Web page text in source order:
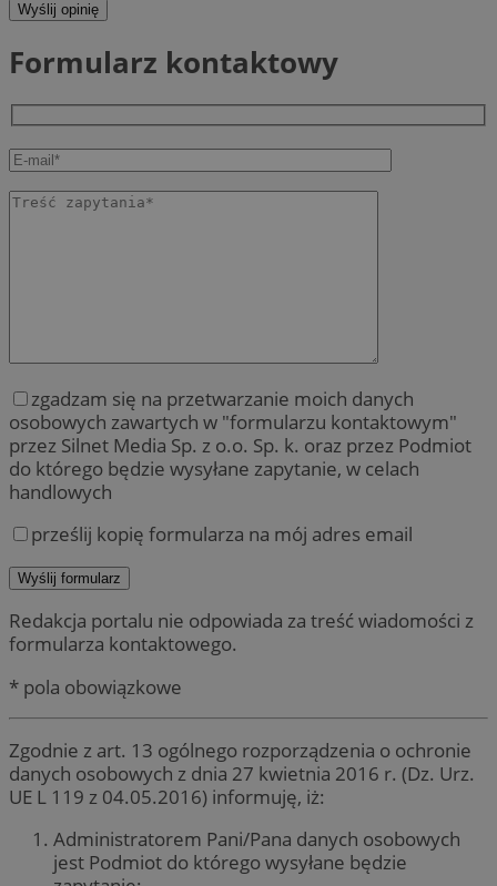
Wyślij opinię
Formularz kontaktowy
zgadzam się na przetwarzanie moich danych
osobowych zawartych w "formularzu kontaktowym"
przez Silnet Media Sp. z o.o. Sp. k. oraz przez Podmiot
do którego będzie wysyłane zapytanie, w celach
handlowych
prześlij kopię formularza na mój adres email
Redakcja portalu nie odpowiada za treść wiadomości z
formularza kontaktowego.
* pola obowiązkowe
Zgodnie z art. 13 ogólnego rozporządzenia o ochronie
danych osobowych z dnia 27 kwietnia 2016 r. (Dz. Urz.
UE L 119 z 04.05.2016) informuję, iż:
Administratorem Pani/Pana danych osobowych
jest Podmiot do którego wysyłane będzie